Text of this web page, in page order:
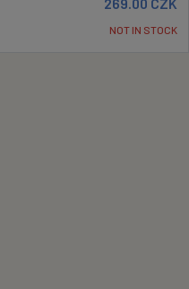
269.00 CZK
NOT IN STOCK